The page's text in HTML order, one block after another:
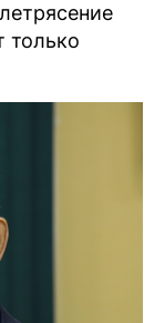
только